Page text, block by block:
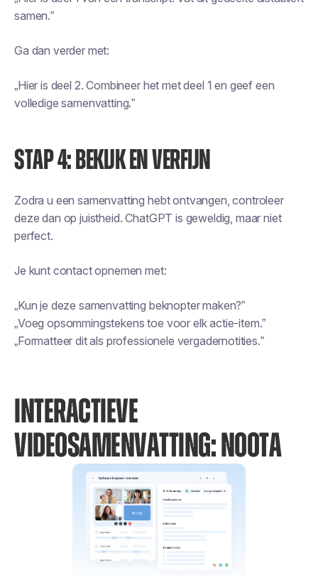
samen.”
Ga dan verder met:
„Hier is deel 2. Combineer het met deel 1 en geef een
volledige samenvatting.”
STAP 4: BEKIJK EN VERFIJN
Zodra u een samenvatting hebt ontvangen, controleer
deze dan op juistheid. ChatGPT is geweldig, maar niet
perfect.
Je kunt contact opnemen met:
„Kun je deze samenvatting beknopter maken?”
„Voeg opsommingstekens toe voor elk actie-item.”
„Formatteer dit als professionele vergadernotities.”
INTERACTIEVE
VIDEOSAMENVATTING: NOOTA